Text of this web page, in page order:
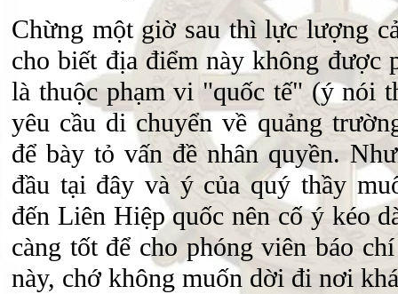
Chừng một giờ sau thì lực lượng
cho biết địa điểm này không
là thuộc phạm vi "quốc tế" (ý nói
yêu cầu di chuyển về quảng
để bày tỏ vấn đề nhân quyền.
đầu tại đây và ý của quý thầy
đến Liên Hiệp quốc nên cố ý kéo
càng tốt để cho phóng viên báo
này, chớ không muốn dời đi nơi